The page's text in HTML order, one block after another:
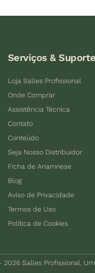
Serviços & Suporte
Loja Salles Profissional
Onde Comprar
Assistência Técnica
Contato
Conteúdo
Seja Nosso Distribuidor
Ficha de Anamnese
Blog
Aviso de Privacidade
Termos de Uso
Política de Cookies
Salles Profissional.